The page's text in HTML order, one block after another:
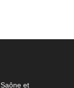
et